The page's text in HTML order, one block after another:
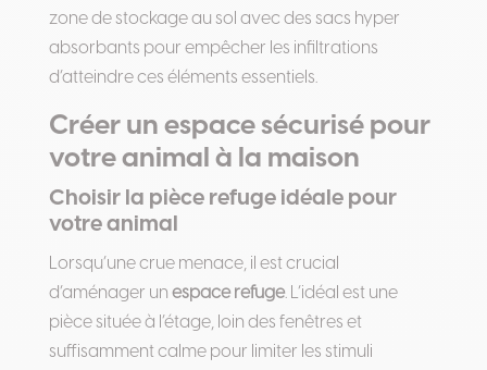
zone de stockage au sol avec des sacs hyper
absorbants pour empêcher les infiltrations
d’atteindre ces éléments essentiels.
Créer un espace sécurisé pour
votre animal à la maison
Choisir la pièce refuge idéale pour
votre animal
Lorsqu’une crue menace, il est crucial
d’aménager un espace refuge. L’idéal est une
pièce située à l’étage, loin des fenêtres et
suffisamment calme pour limiter les stimuli